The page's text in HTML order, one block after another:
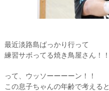
最近淡路島ばっかり行って
練習サボってる焼き鳥屋さん！！
って、ウッソーーーーン！！
この息子ちゃんの年齢で考えると